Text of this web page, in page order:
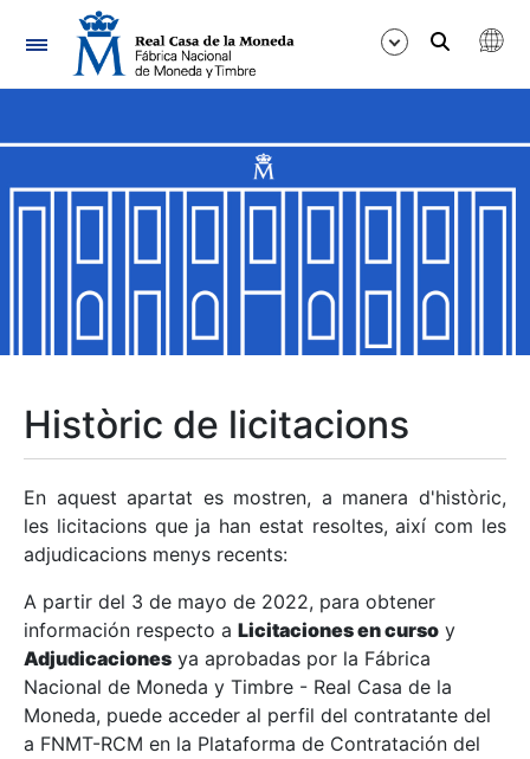
Navegació
Mostra/Amaga
Mostra/Amaga
Mostra/Amaga
Mostra/Amaga
Mostra/Amaga
Històric de licitacions
En aquest apartat es mostren, a manera d'històric,
les licitacions que ja han estat resoltes, així com les
adjudicacions menys recents:
A partir del 3 de mayo de 2022, para obtener
información respecto a Licitaciones en curso y
Adjudicaciones ya aprobadas por la Fábrica
Nacional de Moneda y Timbre - Real Casa de la
Moneda, puede acceder al perfil del contratante del
a FNMT-RCM en la Plataforma de Contratación del